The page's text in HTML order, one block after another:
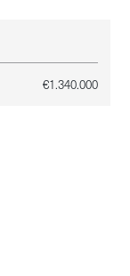
€1.340.000